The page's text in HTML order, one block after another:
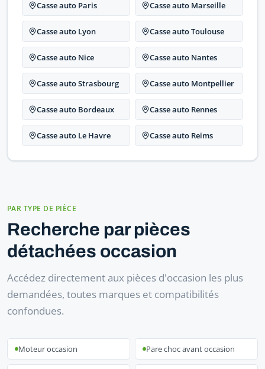
Casse auto Paris Casse auto Marseille
Casse auto Lyon Casse auto Toulouse
Casse auto Nice Casse auto Nantes
Casse auto Strasbourg Casse auto Montpellier
Casse auto Bordeaux Casse auto Rennes
Casse auto Le Havre Casse auto Reims
PAR TYPE DE PIÈCE
Recherche par pièces
détachées occasion
Accédez directement aux pièces d'occasion les plus
demandées, toutes marques et compatibilités
confondues.
Moteur occasion Pare choc avant occasion